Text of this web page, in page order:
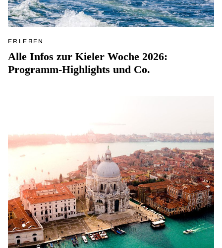
ERLEBEN
Alle Infos zur Kieler Woche 2026:
Programm-Highlights und Co.